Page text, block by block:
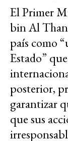
El Primer
bin Al
país como
Estado”
posterior,
garantizar
que sus